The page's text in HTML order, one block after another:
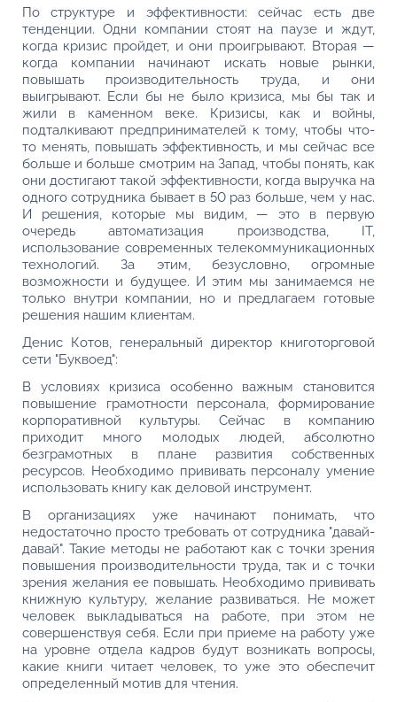
По структуре и эффективности: сейчас есть две
тенденции. Одни компании стоят на паузе и ждут,
когда кризис пройдет, и они проигрывают. Вторая —
когда компании начинают искать новые рынки,
повышать производительность труда, и они
выигрывают. Если бы не было кризиса, мы бы так и
жили в каменном веке. Кризисы, как и войны,
подталкивают предпринимателей к тому, чтобы что-
то менять, повышать эффективность, и мы сейчас все
больше и больше смотрим на Запад, чтобы понять, как
они достигают такой эффективности, когда выручка на
одного сотрудника бывает в 50 раз больше, чем у нас.
И решения, которые мы видим, — это в первую
очередь автоматизация производства, IT,
использование современных телекоммуникационных
технологий. За этим, безусловно, огромные
возможности и будущее. И этим мы занимаемся не
только внутри компании, но и предлагаем готовые
решения нашим клиентам.
Денис Котов, генеральный директор книготорговой
сети "Буквоед":
В условиях кризиса особенно важным становится
повышение грамотности персонала, формирование
корпоративной культуры. Сейчас в компанию
приходит много молодых людей, абсолютно
безграмотных в плане развития собственных
ресурсов. Необходимо прививать персоналу умение
использовать книгу как деловой инструмент.
В организациях уже начинают понимать, что
недостаточно просто требовать от сотрудника "давай-
давай". Такие методы не работают как с точки зрения
повышения производительности труда, так и с точки
зрения желания ее повышать. Необходимо прививать
книжную культуру, желание развиваться. Не может
человек выкладываться на работе, при этом не
совершенствуя себя. Если при приеме на работу уже
на уровне отдела кадров будут возникать вопросы,
какие книги читает человек, то уже это обеспечит
определенный мотив для чтения.